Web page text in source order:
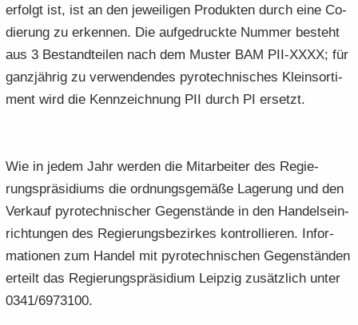
er­folgt ist, ist an den je­wei­li­gen Pro­duk­ten durch eine Co­
die­rung zu er­ken­nen. Die auf­ge­druck­te Num­mer be­steht
aus 3 Be­stand­tei­len nach dem Mus­ter BAM PII-​XXXX; für
ganz­jäh­rig zu ver­wen­den­des py­ro­tech­ni­sches Klein­sor­ti­
ment wird die Kenn­zeich­nung PII durch PI er­setzt.
Wie in jedem Jahr wer­den die Mit­ar­bei­ter des Re­gie­
rungs­prä­si­di­ums die ord­nungs­ge­mä­ße La­ge­rung und den
Ver­kauf py­ro­tech­ni­scher Ge­gen­stän­de in den Han­dels­ein­
rich­tun­gen des Re­gie­rungs­be­zir­kes kon­trol­lie­ren. In­for­
ma­tio­nen zum Han­del mit py­ro­tech­ni­schen Ge­gen­stän­den
er­teilt das Re­gie­rungs­prä­si­di­um Leip­zig zu­sätz­lich unter
0341/6973100.